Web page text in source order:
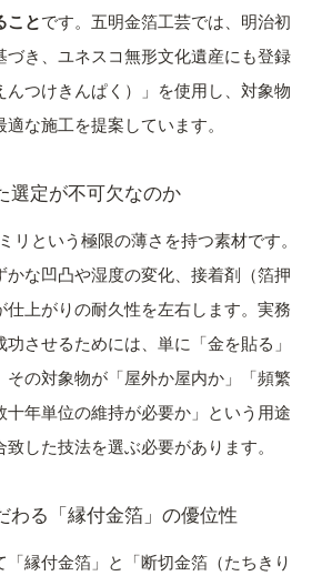
ことです。五明金箔工芸では、明治初
づき、ユネスコ無形文化遺産にも登録
んつけきんぱく）」を使用し、対象物
な施工を提案しています。
選定が不可欠なのか
という極限の薄さを持つ素材です。
かな凹凸や湿度の変化、接着剤（箔押
仕上がりの耐久性を左右します。実務
させるためには、単に「金を貼る」
その対象物が「屋外か屋内か」「頻繁
十年単位の維持が必要か」という用途
した技法を選ぶ必要があります。
わる「縁付金箔」の優位性
縁付金箔」と「断切金箔（たちきり